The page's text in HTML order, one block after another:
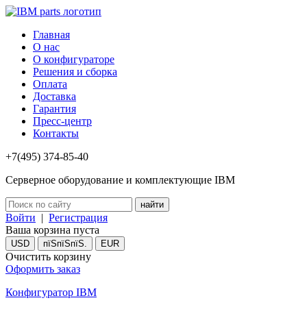
Главная
О нас
О конфигураторе
Решения и сборка
Оплата
Доставка
Гарантия
Пресс-центр
Контакты
+7(495) 374-85-40
Серверное оборудование и комплектующие IBM
Войти | Регистрация
Ваша корзина пуста
USD пїЅпїЅпїЅ. EUR
Очистить корзину
Оформить заказ
Конфигуратор IBM